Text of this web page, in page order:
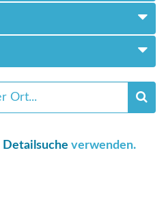
Detailsuche verwenden.